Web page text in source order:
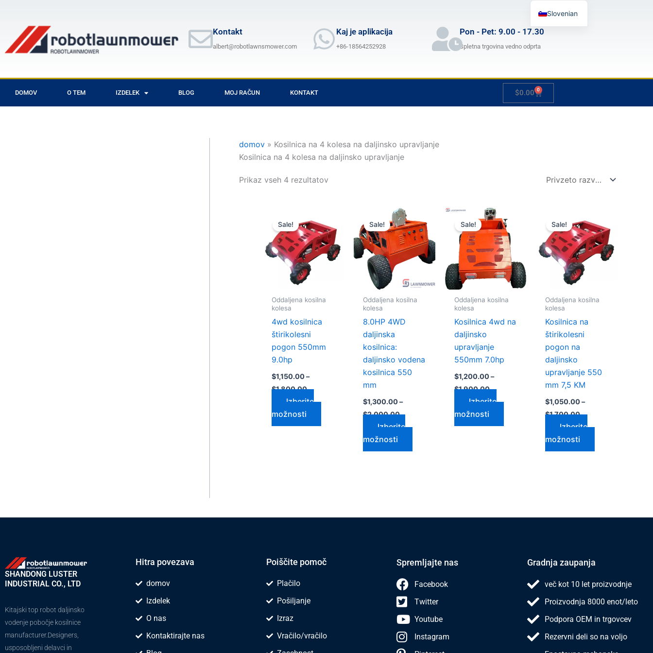
content
Kontakt
albert@robotlawnsmower.com
Kaj je aplikacija
+86-18564252928
Pon - Pet: 9.00 - 17.30
Spletna trgovina vedno odprta
DOMOV O TEM IZDELEK BLOG MOJ RAČUN KONTAKT $0.00 0
Cart
domov » Kosilnica na 4 kolesa na daljinsko upravljanje
Kosilnica na 4 kolesa na daljinsko upravljanje
Prikaz vseh 4 rezultatov
Sale!
Oddaljena kosilna
kolesa
4wd kosilnica
štirikolesni
pogon 550mm
9.0hp
$1,150.00–
$1,800.00
razpon:
od
$1,150.00
do
$1,800.00
Izberite
možnosti
izdelek
ima
več
različic.
izberete
strani
Sale!
Oddaljena kosilna
kolesa
8.0HP 4WD
daljinska
kosilnica:
daljinsko vodena
kosilnica 550
mm
$1,300.00–
$2,000.00
Cenovni
razpon:
od
$1,300.00
do
$2,000.00
Izberite
možnosti
izdelek
ima
več
različic.
Možnosti
lahko
izberete
Sale!
Oddaljena kosilna
kolesa
Kosilnica 4wd na
daljinsko
upravljanje
550mm 7.0hp
$1,200.00–
$1,900.00
Cenovni
razpon:
od
$1,200.00
do
$1,900.00
Izberite
možnosti
izdelek
ima
več
različic.
Možnosti
lahko
izberete
strani
Sale!
Oddaljena kosilna
kolesa
Kosilnica na
štirikolesni
pogon na
daljinsko
upravljanje 550
mm 7,5 KM
$1,050.00 –
$1,700.00
razpon:
od
$1,050.00
do
$1,700.00
Izberite
možnosti
izdelek
ima
več
različic.
izberete
SHANDONG LUSTER
INDUSTRIAL CO., LTD
Kitajski top robot daljinsko
vodenje pobočje kosilnice
manufacturer.Designers,
usposobljeni delavci in
Hitra povezava
domov
Izdelek
O nas
Kontaktirajte nas
Poiščite pomoč
Plačilo
Pošiljanje
Izraz
Vračilo/vračilo
Spremljajte nas
Facebook
Twitter
Youtube
Instagram
Gradnja zaupanja
več kot 10 let proizvodnje
Proizvodnja 8000 enot/leto
Podpora OEM in trgovcev
Rezervni deli so na voljo
Slovenian
Japanese